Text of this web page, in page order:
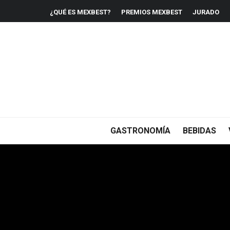
¿QUÉ ES MEXBEST? PREMIOS MEXBEST JURADO
GASTRONOMÍA BEBIDAS